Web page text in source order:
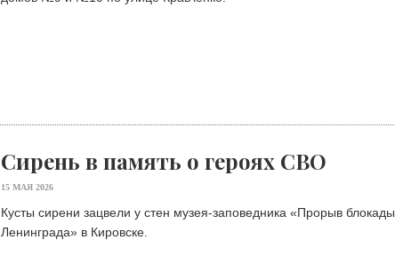
Сирень в память о героях СВО
15 МАЯ 2026
Кусты сирени зацвели у стен музея-заповедника «Прорыв блокады
Ленинграда» в Кировске.